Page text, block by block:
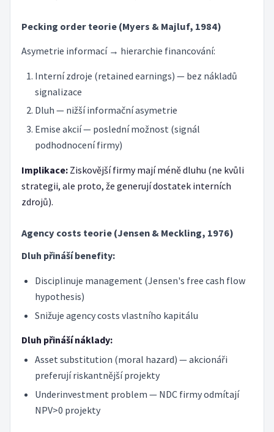
Pecking order teorie (Myers & Majluf, 1984)
Asymetrie informací → hierarchie financování:
Interní zdroje (retained earnings) — bez nákladů
signalizace
Dluh — nižší informační asymetrie
Emise akcií — poslední možnost (signál
podhodnocení firmy)
Implikace:Ziskovější firmy mají méně dluhu (ne kvůli
strategii, ale proto, že generují dostatek interních
zdrojů).
Agency costs teorie (Jensen & Meckling, 1976)
Dluh přináší benefity:
Disciplinuje management (Jensen's free cash flow
hypothesis)
Snižuje agency costs vlastního kapitálu
Dluh přináší náklady:
Asset substitution (moral hazard) — akcionáři
preferují riskantnější projekty
Underinvestment problem — NDC firmy odmítají
NPV>0 projekty